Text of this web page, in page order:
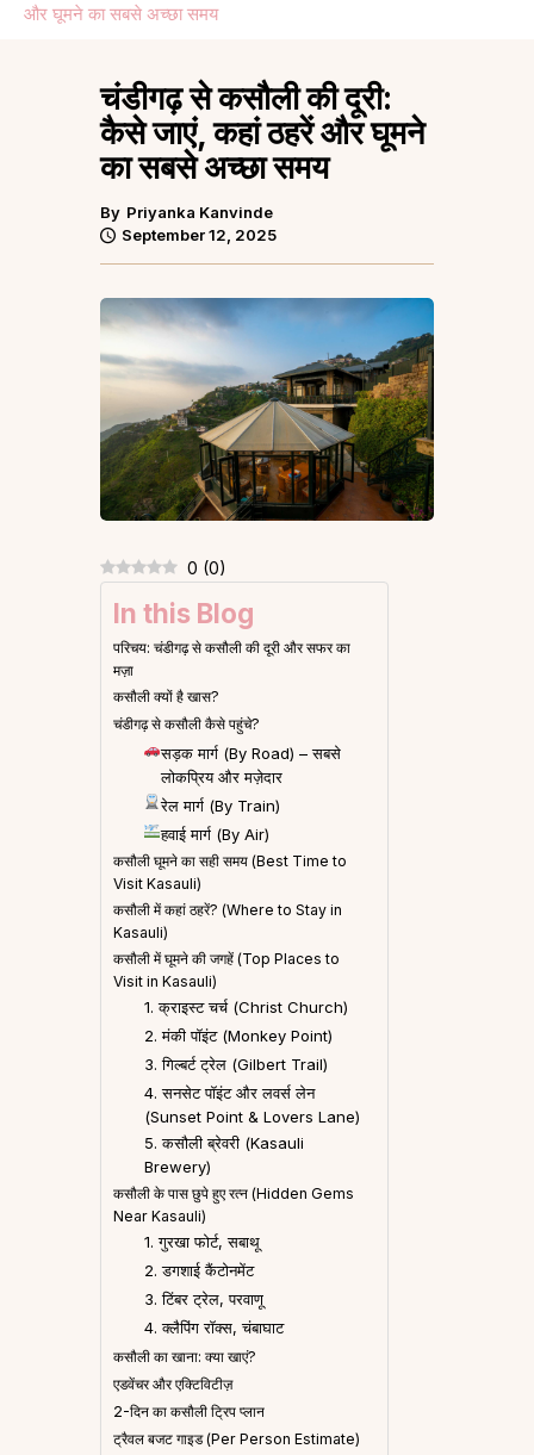
और घूमने का सबसे अच्छा समय
चंडीगढ़ से कसौली की दूरी:
कैसे जाएं, कहां ठहरें और घूमने
का सबसे अच्छा समय
By Priyanka Kanvinde
September 12, 2025
0 (0)
In this Blog
परिचय: चंडीगढ़ से कसौली की दूरी और सफर का
मज़ा
कसौली क्यों है खास?
चंडीगढ़ से कसौली कैसे पहुंचे?
सड़क मार्ग (By Road) – सबसे
लोकप्रिय और मज़ेदार
रेल मार्ग (By Train)
हवाई मार्ग (By Air)
कसौली घूमने का सही समय (Best Time to
Visit Kasauli)
कसौली में कहां ठहरें? (Where to Stay in
Kasauli)
कसौली में घूमने की जगहें (Top Places to
Visit in Kasauli)
1. क्राइस्ट चर्च (Christ Church)
2. मंकी पॉइंट (Monkey Point)
3. गिल्बर्ट ट्रेल (Gilbert Trail)
4. सनसेट पॉइंट और लवर्स लेन
(Sunset Point & Lovers Lane)
5. कसौली ब्रेवरी (Kasauli
Brewery)
कसौली के पास छुपे हुए रत्न (Hidden Gems
Near Kasauli)
1. गुरखा फोर्ट, सबाथू
2. डगशाई कैंटोनमेंट
3. टिंबर ट्रेल, परवाणू
4. क्लैपिंग रॉक्स, चंबाघाट
कसौली का खाना: क्या खाएं?
एडवेंचर और एक्टिविटीज़
2-दिन का कसौली ट्रिप प्लान
ट्रैवल बजट गाइड (Per Person Estimate)